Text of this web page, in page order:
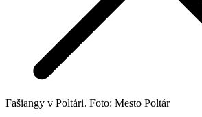
Fašiangy v Poltári. Foto: Mesto Poltár